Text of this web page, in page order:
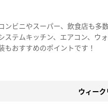
ンビニやスーパー、飲食店も多
ステムキッチン、エアコン、ウ
もおすすめのポイントです！
ウィー